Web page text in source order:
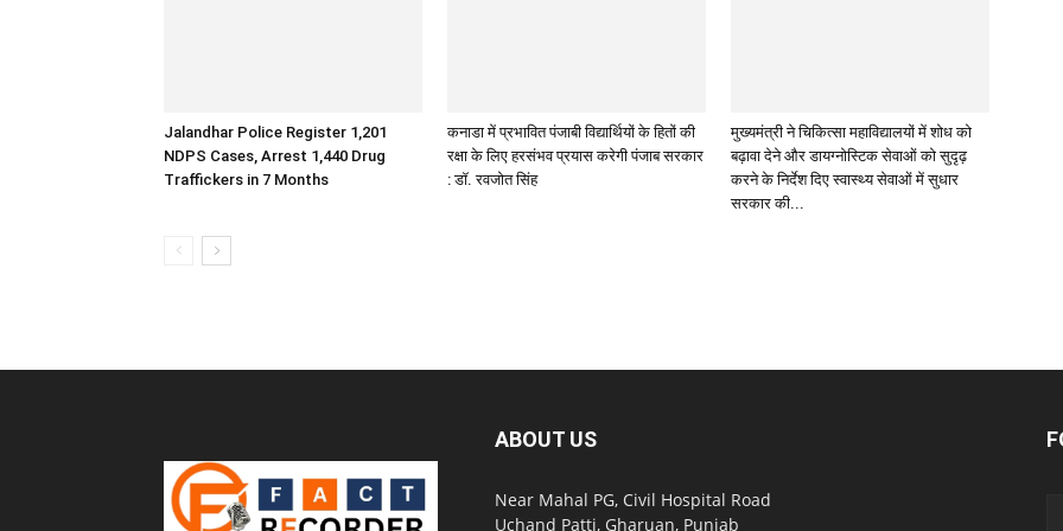
Jalandhar Police Register 1,201
NDPS Cases, Arrest 1,440 Drug
Traffickers in 7 Months
कनाडा में प्रभावित पंजाबी विद्यार्थियों के हितों की
रक्षा के लिए हरसंभव प्रयास करेगी पंजाब सरकार
: डॉ. रवजोत सिंह
मुख्यमंत्री ने चिकित्सा महाविद्यालयों में शोध को
बढ़ावा देने और डायग्नोस्टिक सेवाओं को सुदृढ़
करने के निर्देश दिए स्वास्थ्य सेवाओं में सुधार
सरकार की...
ABOUT US
Near Mahal PG, Civil Hospital Road
Uchand Patti, Gharuan, Punjab